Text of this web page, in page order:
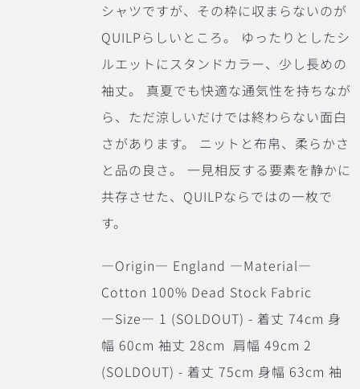
シャツですが、その枠に収まらないのが
QUILPらしいところ。 ゆったりとしたシ
ルエットにスタンドカラー、少し長めの
袖丈。 真夏でも快適な通気性を持ちなが
ら、ただ涼しいだけでは終わらない面白
さがあります。 ニットと布帛、柔らかさ
と品の良さ。 一見相反する要素を静かに
共存させた、QUILPならではの一枚で
す。
―Origin― England ―Material―
Cotton 100% Dead Stock Fabric
―Size― 1 (SOLDOUT) - 着丈 74cm 身
幅 60cm 袖丈 28cm 肩幅 49cm 2
(SOLDOUT) - 着丈 75cm 身幅 63cm 袖